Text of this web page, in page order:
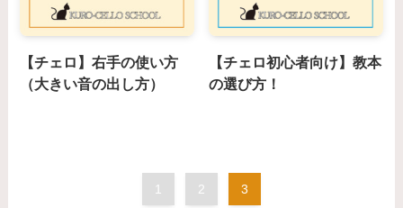
【チェロ】右手の使い方
（大きい音の出し方）
【チェロ初心者向け】教本
の選び方！
1 2 3